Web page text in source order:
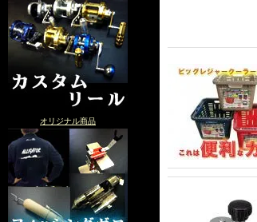
オリジナル商品